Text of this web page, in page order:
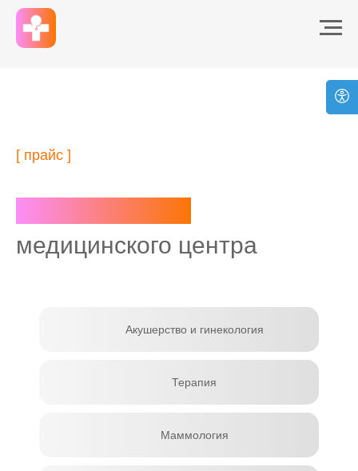
[ прайс ]
медицинского центра
Маммология
Терапия
Акушерство и гинекология